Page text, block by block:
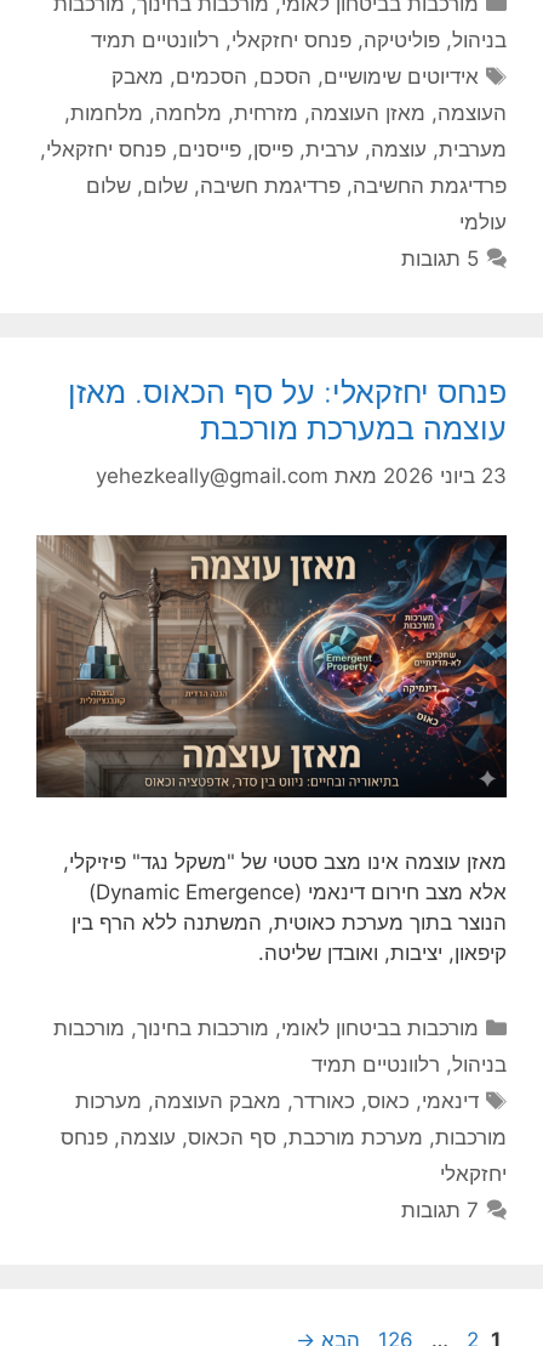
בניהול, פוליטיקה, פנחס יחזקאלי, רלוונטיים תמיד
תגיות
אידיוטים שימושיים, הסכם, הסכמים, מאבק
העוצמה, מאזן העוצמה, מזרחית, מלחמה, מלחמות,
מערבית, עוצמה, ערבית, פייסן, פייסנים, פנחס יחזקאלי,
פרדיגמת החשיבה, פרדיגמת חשיבה, שלום, שלום
עולמי
5 תגובות
פנחס יחזקאלי: על סף הכאוס. מאזן
עוצמה במערכת מורכבת
23 ביוני 2026 מאת yehezkeally@gmail.com
מאזן עוצמה אינו מצב סטטי של "משקל נגד" פיזיקלי,
אלא מצב חירום דינאמי (Dynamic Emergence)
הנוצר בתוך מערכת כאוטית, המשתנה ללא הרף בין
קיפאון, יציבות, ואובדן שליטה.
קטגוריות
מורכבות בביטחון לאומי, מורכבות בחינוך, מורכבות
בניהול, רלוונטיים תמיד
תגיות
דינאמי, כאוס, כאורדר, מאבק העוצמה, מערכות
מורכבות, מערכת מורכבת, סף הכאוס, עוצמה, פנחס
יחזקאלי
7 תגובות
עמוד
1 עמוד
2
… עמוד
126 הבא →